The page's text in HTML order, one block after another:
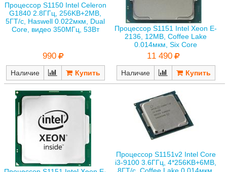
Процессор S1150 Intel Celeron
G1840 2.8ГГц, 256KB+2MB,
5ГТ/с, Haswell 0.022мкм, Dual
Core, видео 350МГц, 53Вт
990
Наличие
Процессор S1151 Intel Xeon E-
2136, 12MB, Coffee Lake
0.014мкм, Six Core
11 490
Наличие
Процессор S1151v2 Intel Core
i3-9100 3.6ГГц, 4*256KB+6MB,
8ГТ/с, Coffee Lake 0.014мкм,